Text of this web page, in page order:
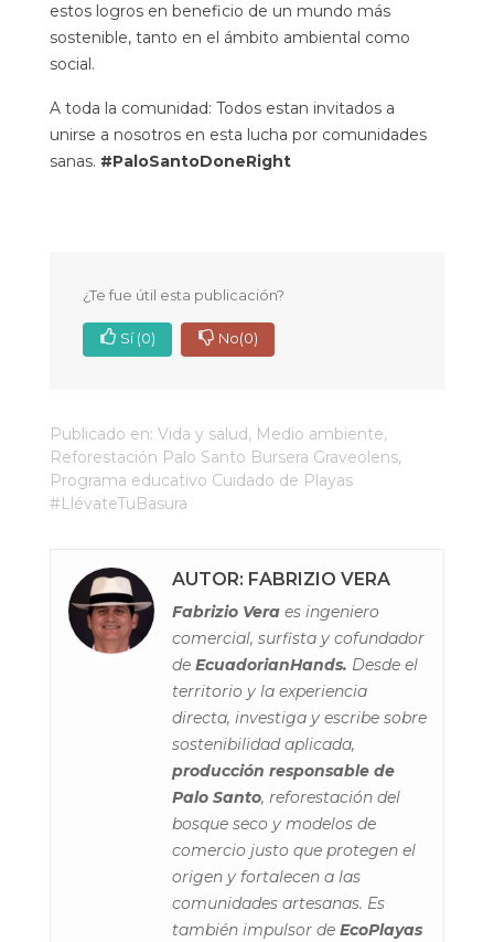
estos logros en beneficio de un mundo más
sostenible, tanto en el ámbito ambiental como
social.
A toda la comunidad: Todos estan invitados a
unirse a nosotros en esta lucha por comunidades
sanas. #PaloSantoDoneRight
¿Te fue útil esta publicación?
Sí(0) No(0)
Publicado en: Vida y salud, Medio ambiente,
Reforestación Palo Santo Bursera Graveolens,
Programa educativo Cuidado de Playas
#LlévateTuBasura
AUTOR: FABRIZIO VERA
Fabrizio Vera es ingeniero
comercial, surfista y cofundador
de EcuadorianHands. Desde el
territorio y la experiencia
directa, investiga y escribe sobre
sostenibilidad aplicada,
producción responsable de
Palo Santo, reforestación del
bosque seco y modelos de
comercio justo que protegen el
origen y fortalecen a las
comunidades artesanas. Es
también impulsor de EcoPlayas